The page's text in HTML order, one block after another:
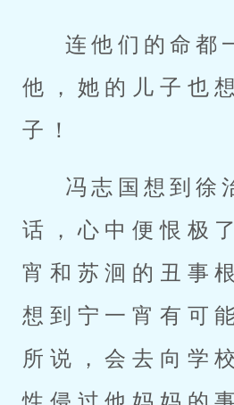
连他们的命都
他，她的儿子也
子！
冯志国想到徐
话，心中便恨极
宵和苏洄的丑事
想到宁一宵有可
所说，会去向学